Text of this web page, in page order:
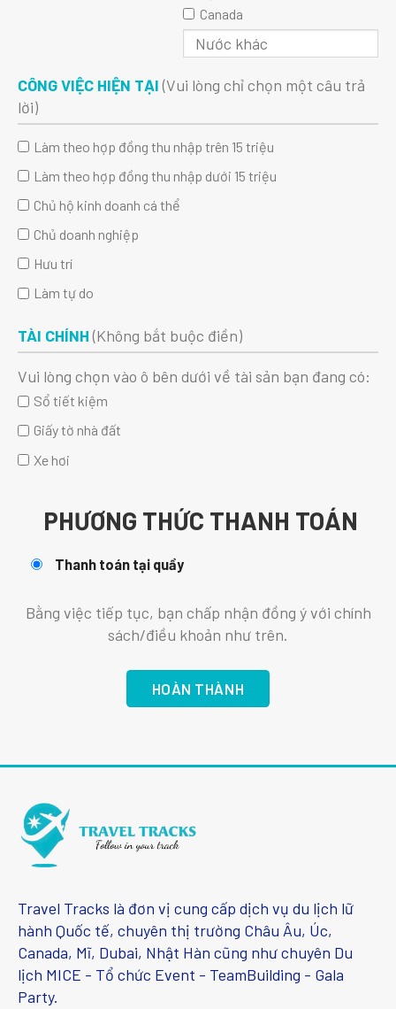
Canada
CÔNG VIỆC HIỆN TẠI(Vui lòng chỉ chọn một câu trả
lời)
Làm theo hợp đồng thu nhập trên 15 triệu
Làm theo hợp đồng thu nhập dưới 15 triệu
Chủ hộ kinh doanh cá thể
Chủ doanh nghiệp
Hưu trí
Làm tự do
TÀI CHÍNH(Không bắt buộc điền)
Vui lòng chọn vào ô bên dưới về tài sản bạn đang có:
Sổ tiết kiệm
Giấy tờ nhà đất
Xe hơi
PHƯƠNG THỨC THANH TOÁN
Thanh toán tại quầy
Bằng việc tiếp tục, bạn chấp nhận đồng ý với chính
sách/điều khoản như trên.
Travel Tracks là đơn vị cung cấp dịch vụ du lịch lữ
hành Quốc tế, chuyên thị trường Châu Âu, Úc,
Canada, Mĩ, Dubai, Nhật Hàn cũng như chuyên Du
lịch MICE - Tổ chức Event - TeamBuilding - Gala
Party.